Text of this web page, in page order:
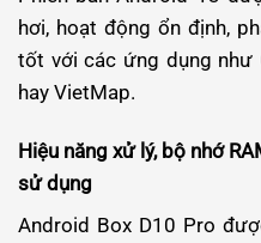
hơi, hoạt động ổn định,
tốt với các ứng dụng như
hay VietMap.
Hiệu năng xử lý, bộ nhớ
sử dụng
Android Box D10 Pro